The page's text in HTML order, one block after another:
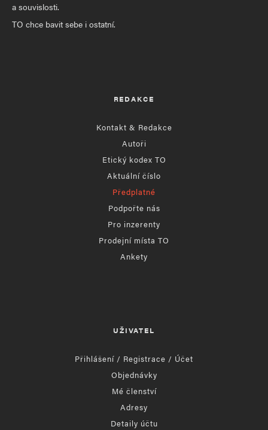
a souvislosti.
TO chce bavit sebe i ostatní.
REDAKCE
Kontakt & Redakce
Autoři
Etický kodex TO
Aktuální číslo
Předplatné
Podpořte nás
Pro inzerenty
Prodejní místa TO
Ankety
UŽIVATEL
Přihlášení / Registrace / Účet
Objednávky
Mé členství
Adresy
Detaily účtu